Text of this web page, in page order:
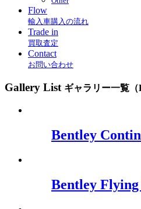
Flow
輸入車購入の流れ
Trade in
買取査定
Contact
お問い合わせ
Gallery List ギャラリー一覧（
Bentley
Bentley Flying